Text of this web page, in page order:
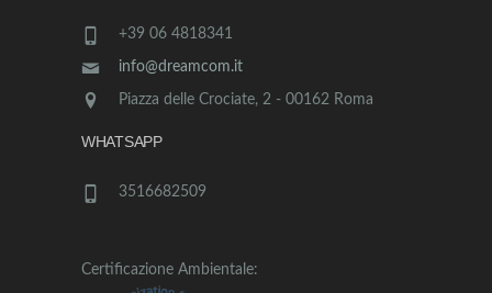
+39 06 4818341
info@dreamcom.it
Piazza delle Crociate, 2 - 00162 Roma
WHATSAPP
3516682509
Certificazione Ambientale: